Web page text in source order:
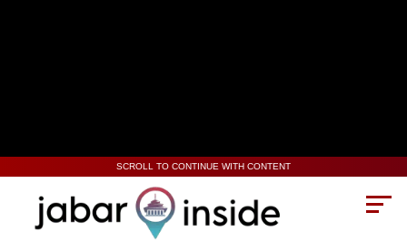
SCROLL TO CONTINUE WITH CONTENT